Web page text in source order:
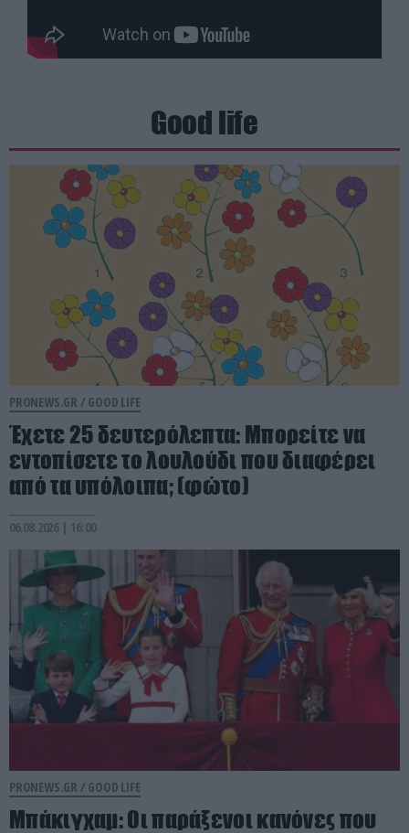
Good life
PRONEWS.GR / GOOD LIFE
Έχετε 25 δευτερόλεπτα: Μπορείτε να
εντοπίσετε το λουλούδι που διαφέρει
από τα υπόλοιπα; (φώτο)
06.08.2026 | 16:00
PRONEWS.GR / GOOD LIFE
Μπάκιγχαμ: Οι παράξενοι κανόνες που